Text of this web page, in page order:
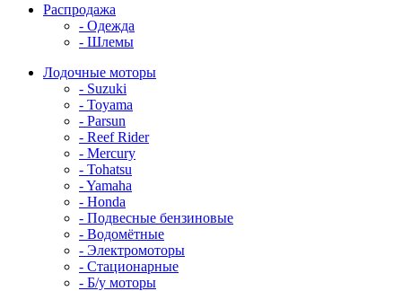
Распродажа
- Одежда
- Шлемы
Лодочные моторы
- Suzuki
- Toyama
- Parsun
- Reef Rider
- Mercury
- Tohatsu
- Yamaha
- Honda
- Подвесные бензиновые
- Водомётные
- Электромоторы
- Стационарные
- Б/у моторы